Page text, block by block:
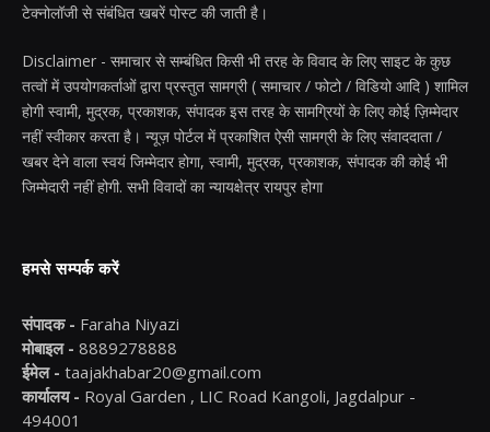
टेक्नोलॉजी से संबंधित खबरें पोस्ट की जाती है।
Disclaimer - समाचार से सम्बंधित किसी भी तरह के विवाद के लिए साइट के कुछ
तत्वों में उपयोगकर्ताओं द्वारा प्रस्तुत सामग्री ( समाचार / फोटो / विडियो आदि ) शामिल
होगी स्वामी, मुद्रक, प्रकाशक, संपादक इस तरह के सामग्रियों के लिए कोई ज़िम्मेदार
नहीं स्वीकार करता है। न्यूज़ पोर्टल में प्रकाशित ऐसी सामग्री के लिए संवाददाता /
खबर देने वाला स्वयं जिम्मेदार होगा, स्वामी, मुद्रक, प्रकाशक, संपादक की कोई भी
जिम्मेदारी नहीं होगी. सभी विवादों का न्यायक्षेत्र रायपुर होगा
हमसे सम्पर्क करें
संपादक - Faraha Niyazi
मोबाइल - 8889278888
ईमेल - taajakhabar20@gmail.com
कार्यालय - Royal Garden , LIC Road Kangoli, Jagdalpur -
494001